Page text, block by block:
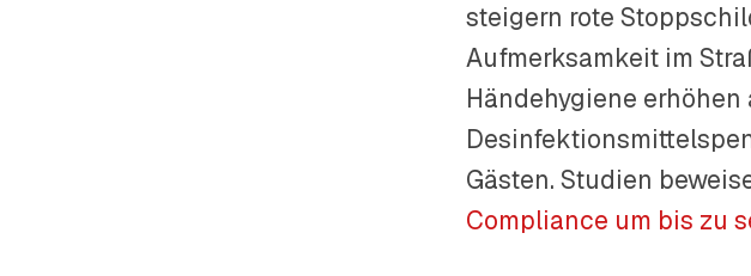
steigern rote
Aufmerksamkeit im
Händehygiene
Gästen. Studien
Compliance um bis zu